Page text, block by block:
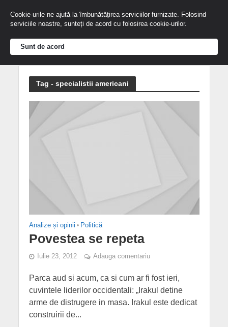
Tag - specialistii americani
Analize și opinii • Politică
Povestea se repeta
Iulie 23, 2012 Adauga comentariu
Parca aud si acum, ca si cum ar fi fost ieri,
cuvintele liderilor occidentali: „Irakul detine
arme de distrugere in masa. Irakul este dedicat
construirii de...
Cookie-urile ne ajută la îmbunătățirea serviciilor furnizate. Folosind
serviciile noastre, sunteți de acord cu folosirea cookie-urilor.
Sunt de acord